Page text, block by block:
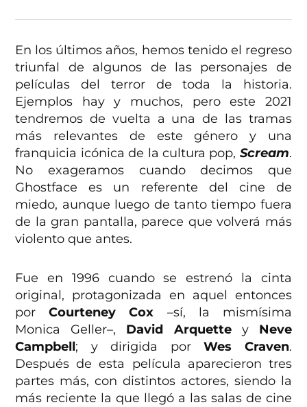
En los últimos años, hemos tenido el regreso
triunfal de algunos de las personajes de
películas del terror de toda la historia.
Ejemplos hay y muchos, pero este 2021
tendremos de vuelta a una de las tramas
más relevantes de este género y una
franquicia icónica de la cultura pop, Scream.
No exageramos cuando decimos que
Ghostface es un referente del cine de
miedo, aunque luego de tanto tiempo fuera
de la gran pantalla, parece que volverá más
violento que antes.
Fue en 1996 cuando se estrenó la cinta
original, protagonizada en aquel entonces
porCourteney Cox –sí, la mismísima
Monica Geller–, David Arquettey Neve
Campbell; y dirigida porWes Craven.
Después de esta película aparecieron tres
partes más, con distintos actores, siendo la
más reciente la que llegó a las salas de cine